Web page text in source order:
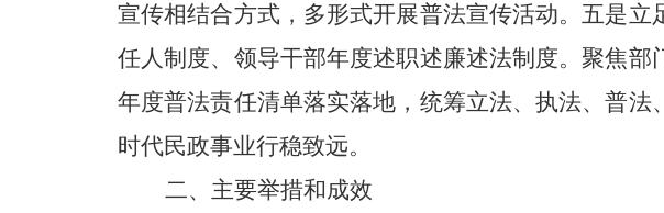
宣传相结合方式，多形式开展普法宣传活动。五是立
任人制度、领导干部年度述职述廉述法制度。聚焦部
年度普法责任清单落实落地，统筹立法、执法、普
时代民政事业行稳致远。
二、主要举措和成效